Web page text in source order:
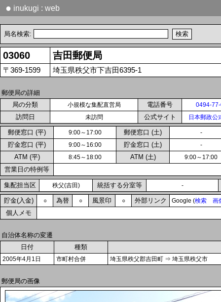
● inukugi : web
局名検索:
03060 吉田郵便局
〒369-1599 埼玉県秩父市下吉田6395-1
郵便局の詳細
局の分類
小規模な集配直営局 電話番号 0494-
訪問日 未訪問 公式サイト 日本郵政公
郵便窓口 (平) 9:00～17:00 郵便窓口 (土) -
貯金窓口 (平) 9:00～16:00 貯金窓口 (土) -
ATM (平) 8:45～18:00 ATM (土) 9:00～17:00
営業日の特例等
集配担当区 秩父(吉田) 統括する分室等 -
貯金(入金) ○ 為替 ○ 風景印 ○ 外部リンク Google (検索 画
個人メモ
自治体名称の変遷
日付
種類
2005年4月1日 市町村合併 埼玉県秩父郡吉田町 ⇒ 埼玉県秩父市
郵便局の画像